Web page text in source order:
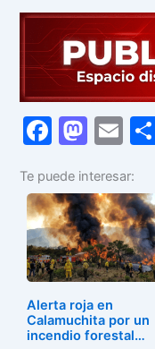
F
c
e
b
o
o
k
M
st
o
d
o
n
E
ai
l
Te puede interesar:
Alerta roja en
Calamuchita por un
incendio forestal…